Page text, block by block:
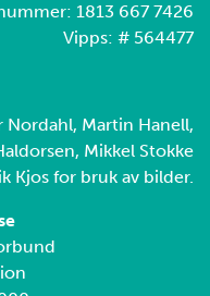
1813 667 7426
Vipps: # 564477
Nordahl, Martin Hanell,
Mikkel Stokke
Kjos for bruk av bilder.